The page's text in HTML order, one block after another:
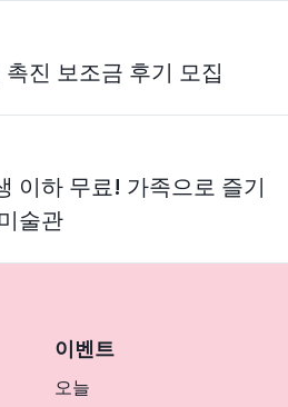
진 보조금 후기 모집
이하 무료! 가족으로 즐기
술관
이벤트
오늘